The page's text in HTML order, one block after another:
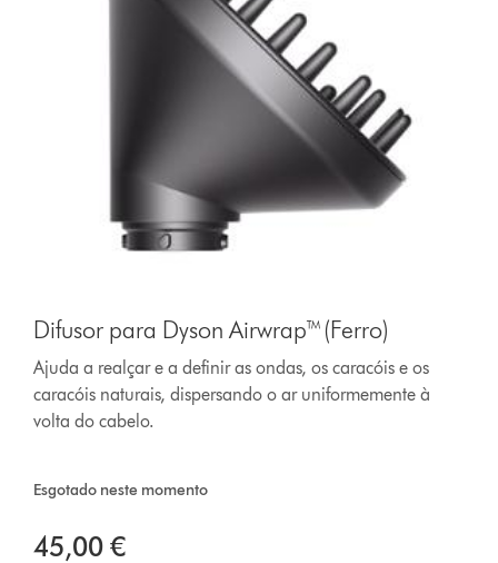
Difusor para Dyson Airwrap™ (Ferro)
Ajuda a realçar e a definir as ondas, os caracóis e os
caracóis naturais, dispersando o ar uniformemente à
volta do cabelo.
Esgotado neste momento
45,00 €